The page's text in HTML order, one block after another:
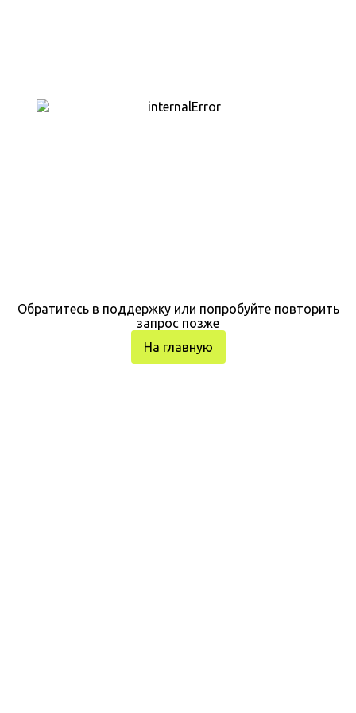
Обратитесь в поддержку или попробуйте повторить
запрос позже
На главную